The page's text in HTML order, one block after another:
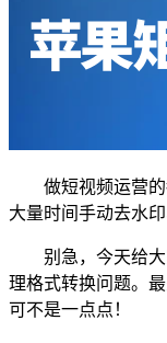
做短视频运营
大量时间手动去水
别急，今天给
理格式转换问题。
可不是一点点！